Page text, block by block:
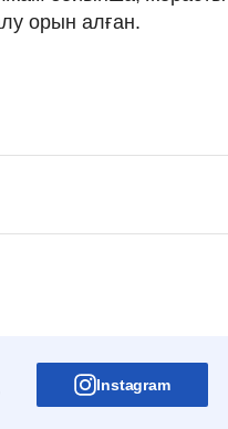
орын алған.
Instagram